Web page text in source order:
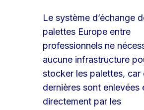
Le système d’échange
palettes Europe entre
professionnels ne
aucune infrastructure
stocker les palettes, car
dernières sont enlevées
directement par les